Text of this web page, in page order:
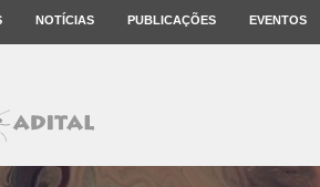
NOTÍCIAS PUBLICAÇÕES EVENTOS